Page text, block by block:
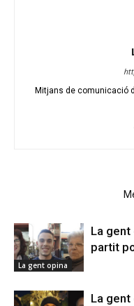
Mitjans de comunicació
La gent opina
La gent
partit
La